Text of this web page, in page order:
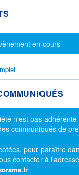
d'information
en cours
d'information
n'est pas
communiqués de
pour paraître
contacter à